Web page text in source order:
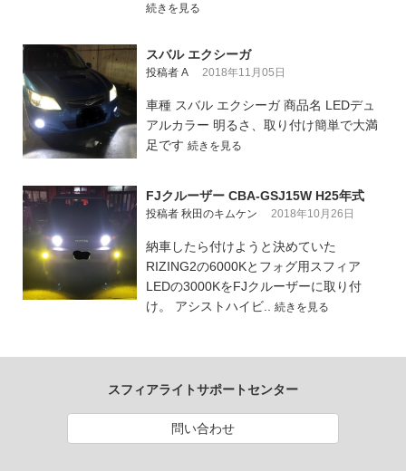
続きを見る
スバル エクシーガ
投稿者 A 2018年11月05日
車種 スバル エクシーガ 商品名 LEDデュ
アルカラー 明るさ、取り付け簡単で大満
足です 続きを見る
FJクルーザー CBA-GSJ15W H25年式
投稿者 秋田のキムケン 2018年10月26日
納車したら付けようと決めていた
RIZING2の6000Kとフォグ用スフィア
LEDの3000KをFJクルーザーに取り付
け。 アシストハイビ.. 続きを見る
スフィアライトサポートセンター
問い合わせ